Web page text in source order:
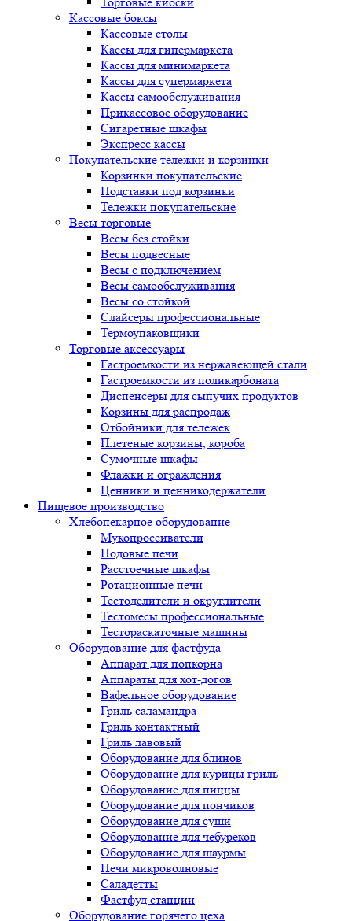
Кассовые боксы
Кассовые столы
Кассы для гипермаркета
Кассы для минимаркета
Кассы для супермаркета
Кассы самообслуживания
Прикассовое оборудование
Сигаретные шкафы
Экспресс кассы
Покупательские тележки и корзинки
Корзинки покупательские
Подставки под корзинки
Тележки покупательские
Весы торговые
Весы без стойки
Весы подвесные
Весы с подключением
Весы самообслуживания
Весы со стойкой
Слайсеры профессиональные
Термоупаковщики
Торговые аксессуары
Гастроемкости из нержавеющей стали
Гастроемкости из поликарбоната
Диспенсеры для сыпучих продуктов
Корзины для распродаж
Отбойники для тележек
Плетеные корзины, короба
Сумочные шкафы
Флажки и ограждения
Ценники и ценникодержатели
Пищевое производство
Хлебопекарное оборудование
Мукопросеиватели
Подовые печи
Расстоечные шкафы
Ротационные печи
Тестоделители и округлители
Тестомесы профессиональные
Тестораскаточные машины
Оборудование для фастфуда
Аппарат для попкорна
Аппараты для хот-догов
Вафельное оборудование
Гриль саламандра
Гриль контактный
Гриль лавовый
Оборудование для блинов
Оборудование для курицы гриль
Оборудование для пиццы
Оборудование для пончиков
Оборудование для суши
Оборудование для чебуреков
Оборудование для шаурмы
Печи микроволновые
Саладетты
Фастфуд станции
Оборудование горячего цеха